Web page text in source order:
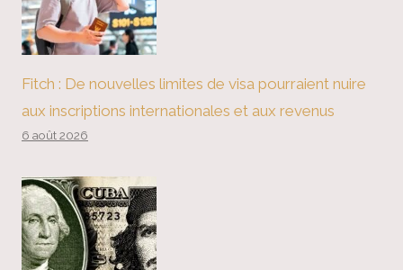
Fitch : De nouvelles limites de visa pourraient nuire
aux inscriptions internationales et aux revenus
6 août 2026